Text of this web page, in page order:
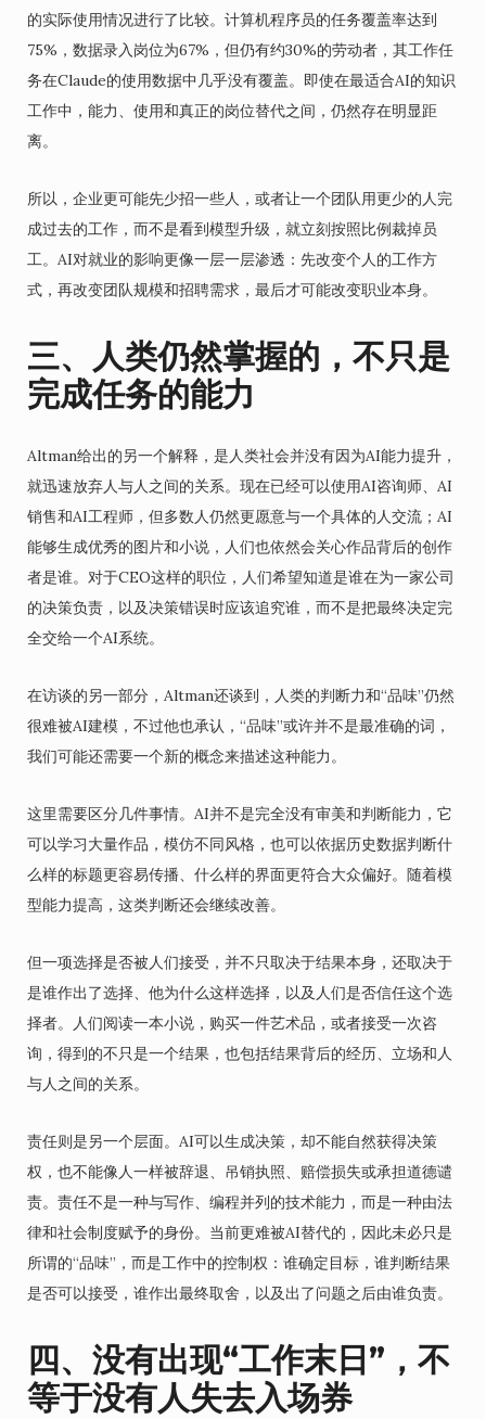
的实际使用情况进行了比较。计算机程序员的任务覆盖率达到
75%，数据录入岗位为67%，但仍有约30%的劳动者，其工作任
务在Claude的使用数据中几乎没有覆盖。即使在最适合AI的知识
工作中，能力、使用和真正的岗位替代之间，仍然存在明显距
离。
所以，企业更可能先少招一些人，或者让一个团队用更少的人完
成过去的工作，而不是看到模型升级，就立刻按照比例裁掉员
工。AI对就业的影响更像一层一层渗透：先改变个人的工作方
式，再改变团队规模和招聘需求，最后才可能改变职业本身。
三、人类仍然掌握的，不只是
完成任务的能力
Altman给出的另一个解释，是人类社会并没有因为AI能力提升，
就迅速放弃人与人之间的关系。现在已经可以使用AI咨询师、AI
销售和AI工程师，但多数人仍然更愿意与一个具体的人交流；AI
能够生成优秀的图片和小说，人们也依然会关心作品背后的创作
者是谁。对于CEO这样的职位，人们希望知道是谁在为一家公司
的决策负责，以及决策错误时应该追究谁，而不是把最终决定完
全交给一个AI系统。
在访谈的另一部分，Altman还谈到，人类的判断力和“品味”仍然
很难被AI建模，不过他也承认，“品味”或许并不是最准确的词，
我们可能还需要一个新的概念来描述这种能力。
这里需要区分几件事情。AI并不是完全没有审美和判断能力，它
可以学习大量作品，模仿不同风格，也可以依据历史数据判断什
么样的标题更容易传播、什么样的界面更符合大众偏好。随着模
型能力提高，这类判断还会继续改善。
但一项选择是否被人们接受，并不只取决于结果本身，还取决于
是谁作出了选择、他为什么这样选择，以及人们是否信任这个选
择者。人们阅读一本小说，购买一件艺术品，或者接受一次咨
询，得到的不只是一个结果，也包括结果背后的经历、立场和人
与人之间的关系。
责任则是另一个层面。AI可以生成决策，却不能自然获得决策
权，也不能像人一样被辞退、吊销执照、赔偿损失或承担道德谴
责。责任不是一种与写作、编程并列的技术能力，而是一种由法
律和社会制度赋予的身份。当前更难被AI替代的，因此未必只是
所谓的“品味”，而是工作中的控制权：谁确定目标，谁判断结果
是否可以接受，谁作出最终取舍，以及出了问题之后由谁负责。
四、没有出现“工作末日”，不
等于没有人失去入场券